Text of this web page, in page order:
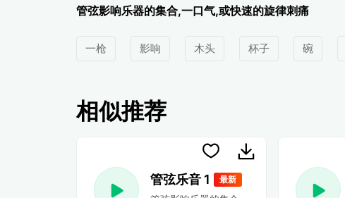
管弦影响乐器的集合,一口气,或快速的旋律刺痛
一枪 影响 木头 杯子 碗
相似推荐
管弦乐音 1 最新